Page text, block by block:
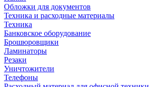
Обложки для документов
Техника и расходные материалы
Техника
Банковское оборудование
Брошюровщики
Ламинаторы
Резаки
Уничтожители
Телефоны